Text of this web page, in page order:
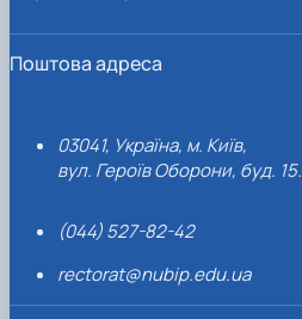
Поштова адреса
03041, Україна, м. Київ,
вул. Героїв Оборони, буд. 15.
(044) 527-82-42
rectorat@nubip.edu.ua